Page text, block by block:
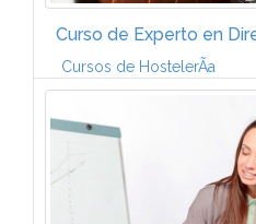
Curso de Experto en
Cursos de HostelerÃ­a
PresentaciÃ³nUna de la
para el establecimiento
corresponde al
un cliente interesa directa